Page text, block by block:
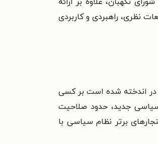
نظری، راهبردی و کاربردی
در اندخته شده است بر کسی
سیاسی جدید، حدود صلاحیت
برتر نظام سیاسی با